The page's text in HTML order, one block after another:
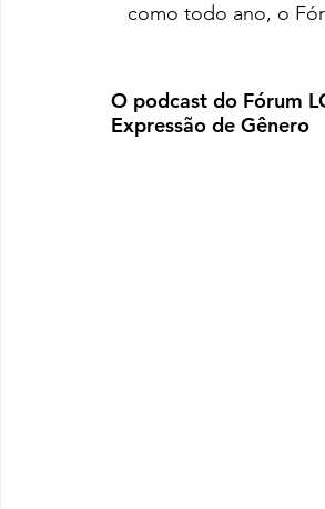
como todo ano, o
O podcast do Fórum
Expressão de Gênero